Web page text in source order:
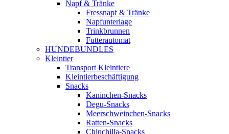
Napf & Tränke
Fressnapf & Tränke
Napfunterlage
Trinkbrunnen
Futterautomat
HUNDEBUNDLES
Kleintier
Transport Kleintiere
Kleintierbeschäftigung
Snacks
Kaninchen-Snacks
Degu-Snacks
Meerschweinchen-Snacks
Ratten-Snacks
Chinchilla-Snacks